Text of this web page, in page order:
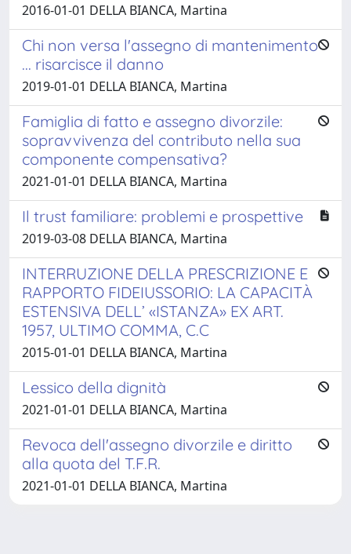
2016-01-01 DELLA BIANCA, Martina
Chi non versa l'assegno di mantenimento
... risarcisce il danno
2019-01-01 DELLA BIANCA, Martina
Famiglia di fatto e assegno divorzile:
sopravvivenza del contributo nella sua
componente compensativa?
2021-01-01 DELLA BIANCA, Martina
Il trust familiare: problemi e prospettive
2019-03-08 DELLA BIANCA, Martina
INTERRUZIONE DELLA PRESCRIZIONE E
RAPPORTO FIDEIUSSORIO: LA CAPACITÀ
ESTENSIVA DELL’ «ISTANZA» EX ART.
1957, ULTIMO COMMA, C.C
2015-01-01 DELLA BIANCA, Martina
Lessico della dignità
2021-01-01 DELLA BIANCA, Martina
Revoca dell'assegno divorzile e diritto
alla quota del T.F.R.
2021-01-01 DELLA BIANCA, Martina